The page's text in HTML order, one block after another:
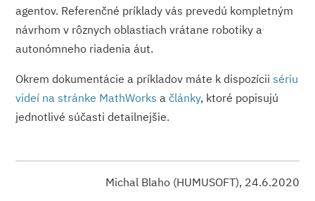
agentov. Referenčné príklady vás prevedú kompletným
návrhom v rôznych oblastiach vrátane robotiky a
autonómneho riadenia áut.
Okrem dokumentácie a príkladov máte k dispozíciisériu
videí na stránke MathWorks ačlánky, ktoré popisujú
jednotlivé súčasti detailnejšie.
Michal Blaho (HUMUSOFT), 24.6.2020